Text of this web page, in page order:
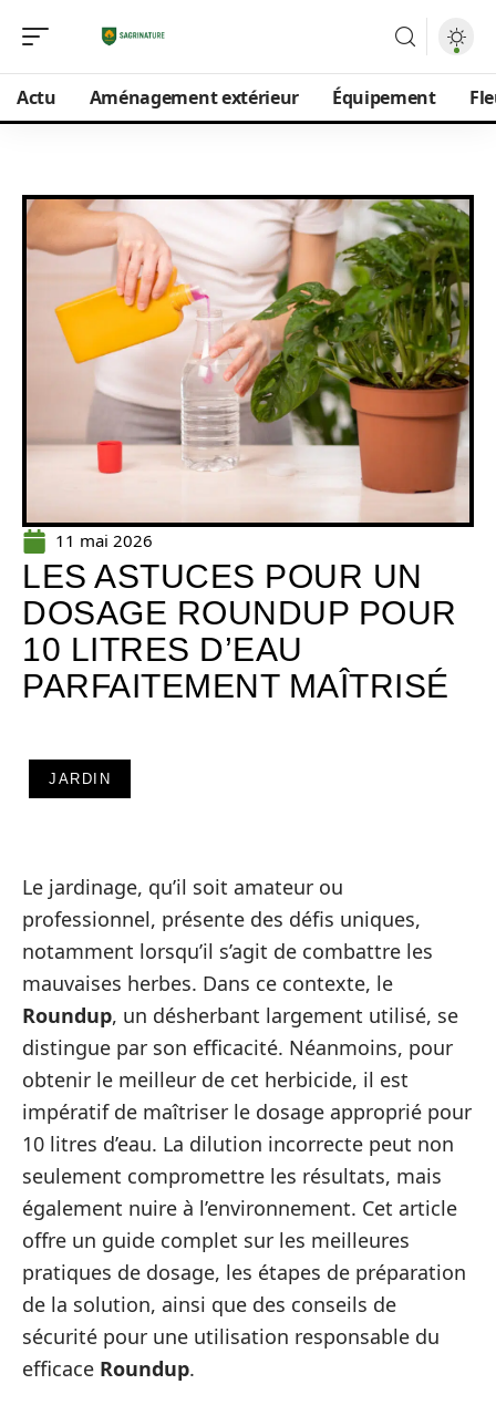
Actu Aménagement extérieur Équipement
11 mai 2026
LES ASTUCES POUR UN
DOSAGE ROUNDUP POUR
10 LITRES D’EAU
PARFAITEMENT MAÎTRISÉ
JARDIN
Le jardinage, qu’il soit amateur ou
professionnel, présente des défis uniques,
notamment lorsqu’il s’agit de combattre les
mauvaises herbes. Dans ce contexte, le
Roundup, un désherbant largement utilisé, se
distingue par son efficacité. Néanmoins, pour
obtenir le meilleur de cet herbicide, il est
impératif de maîtriser le dosage approprié pour
10 litres d’eau. La dilution incorrecte peut non
seulement compromettre les résultats, mais
également nuire à l’environnement. Cet article
offre un guide complet sur les meilleures
pratiques de dosage, les étapes de préparation
de la solution, ainsi que des conseils de
sécurité pour une utilisation responsable du
efficace Roundup.